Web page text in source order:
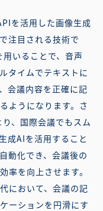
を活用した画像生成
注目される技術で
いることで、音声
タイムでテキストに
会議内容を正確に記
ようになります。さ
、国際会議でもスム
成AIを活用すること
動化でき、会議後の
率を向上させます。
において、会議の記
ーションを円滑にす